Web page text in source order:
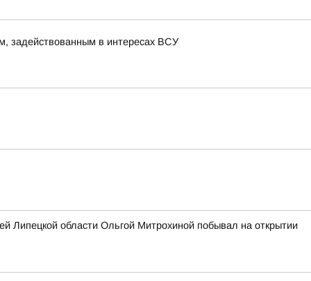
задействованным в интересах ВСУ
Липецкой области Ольгой Митрохиной побывал на открытии